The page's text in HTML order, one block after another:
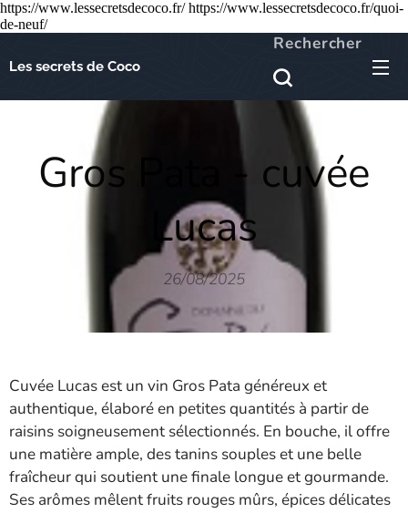
https://www.lessecretsdecoco.fr/ https://www.lessecretsdecoco.fr/quoi-
de-neuf/
Les secrets de Coco
Rechercher
Gros Pata - cuvée
Lucas
26/08/2025
Cuvée Lucas est un vin Gros Pata généreux et
authentique, élaboré en petites quantités à partir de
raisins soigneusement sélectionnés. En bouche, il offre
une matière ample, des tanins souples et une belle
fraîcheur qui soutient une finale longue et gourmande.
Ses arômes mêlent fruits rouges mûrs, épices délicates